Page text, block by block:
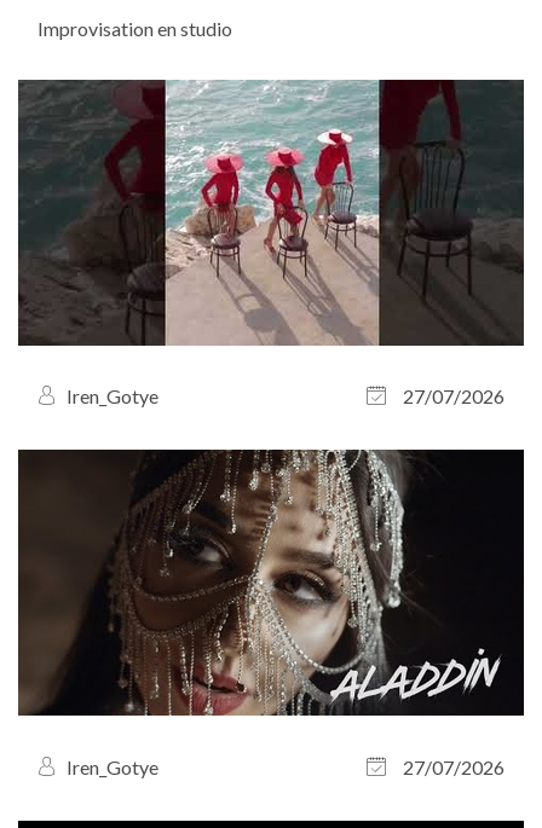
Improvisation en studio
Iren_Gotye 27/07/2026
Iren_Gotye 27/07/2026